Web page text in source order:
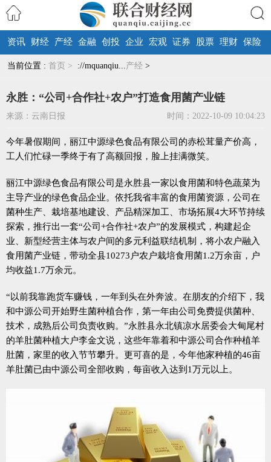
搜索
资讯 财经 产经 金融 创投 企业 宏观 证券 股票 理财 保险
当前位置 : 首页 > ://mquanqiu...产经 >
永胜：“公司+合作社+农户”打造食用菌产业链
来源：云南日报 时间：2022-10-09 10:04:23
今年暑假期间，丽江中源绿色食品有限公司的赤松茸量产价高，
工人们忙碌一季终于有了高额回报，脸上挂满微笑。
丽江中源绿色食品有限公司是永胜县一家以食用菌和特色蔬菜为
主导产业的绿色食品企业。依托我省丰富的食用菌资源，公司在
菌种生产、栽培基地建设、产品精深加工、市场拓展4大环节持续
探索，推行出一套“公司+合作社+农户”的发展模式，构建起企
业、新型经营主体与农户间的多元利益联结机制，将小农户融入
食用菌产业链，带动全县10273户农户栽培食用菌1.2万余亩，户
均收益1.7万余元。
“以前我靠跑货车赚钱，一年到头在外奔波。在朋友的介绍下，我
和中源公司开始野生菌种植合作，第一年由公司免费提供菌种、
技术，成熟后公司负责收购。”永胜县永北镇凉水居委会大甸尾村
的羊肚菌种植大户李金文说，这些年靠着和中源公司合作种植羊
肚菌，家里的收入节节攀升。更可喜的是，今年他家种植的46亩
羊肚菌已由中源公司全部收购，每亩收入达到1万元以上。